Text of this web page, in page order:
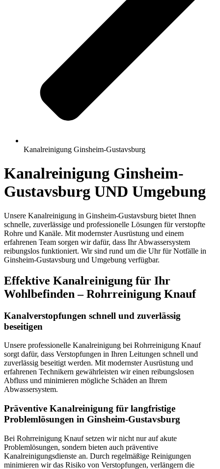
Kanalreinigung Ginsheim-Gustavsburg
Kanalreinigung Ginsheim-
Gustavsburg UND Umgebung
Unsere Kanalreinigung in Ginsheim-Gustavsburg bietet Ihnen
schnelle, zuverlässige und professionelle Lösungen für verstopfte
Rohre und Kanäle. Mit modernster Ausrüstung und einem
erfahrenen Team sorgen wir dafür, dass Ihr Abwassersystem
reibungslos funktioniert. Wir sind rund um die Uhr für Notfälle in
Ginsheim-Gustavsburg und Umgebung verfügbar.
Effektive Kanalreinigung für Ihr
Wohlbefinden – Rohrreinigung Knauf
Kanalverstopfungen schnell und zuverlässig
beseitigen
Unsere professionelle Kanalreinigung bei Rohrreinigung Knauf
sorgt dafür, dass Verstopfungen in Ihren Leitungen schnell und
zuverlässig beseitigt werden. Mit modernster Ausrüstung und
erfahrenen Technikern gewährleisten wir einen reibungslosen
Abfluss und minimieren mögliche Schäden an Ihrem
Abwassersystem.
Präventive Kanalreinigung für langfristige
Problemlösungen in Ginsheim-Gustavsburg
Bei Rohrreinigung Knauf setzen wir nicht nur auf akute
Problemlösungen, sondern bieten auch präventive
Kanalreinigungsdienste an. Durch regelmäßige Reinigungen
minimieren wir das Risiko von Verstopfungen, verlängern die